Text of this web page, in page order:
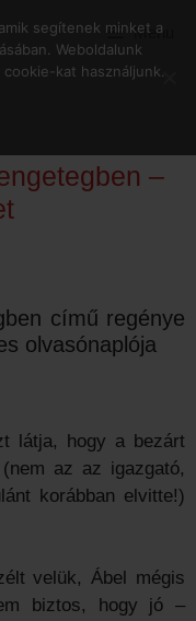
Menu
–
című regénye
olvasónaplója
látja, hogy a bezárt
az az igazgató,
korábban elvitte!)
velük, Ábel mégis
biztos, hogy jó –
segítenek minket a
Weboldalunk
kat használjunk.